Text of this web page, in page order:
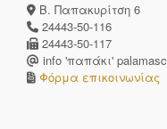
Β. Παπακυρίτση 6
24443-50-116
24443-50-117
info 'παπάκι'
Φόρμα επικοινωνίας